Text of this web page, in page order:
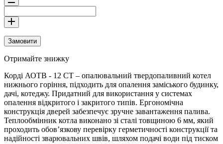
Замовити
Отримайте знижку
Корді АОТВ - 12 СТ – опалювальний твердопаливний котел
нижнього горіння, підходить для опалення заміського будинку,
дачі, котеджу. Придатний для використання у системах
опалення відкритого і закритого типів. Ергономічна
конструкція дверей забезпечує зручне завантаження палива.
Теплообмінник котла виконано зі сталі товщиною 6 мм, який
проходить обов’язкову перевірку герметичності конструкції та
надійності зварювальних швів, шляхом подачі води під тиском